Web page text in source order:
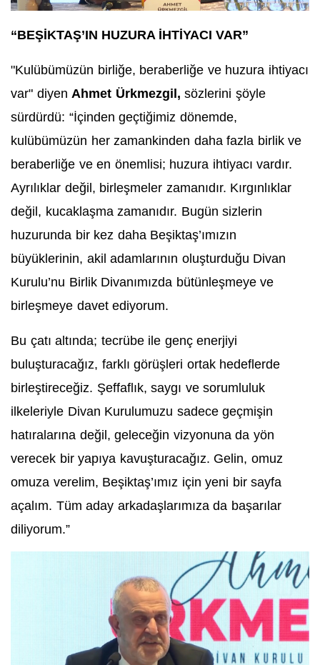
“BEŞİKTAŞ’IN HUZURA İHTİYACI VAR”
"Kulübümüzün birliğe, beraberliğe ve huzura ihtiyacı
var" diyen Ahmet Ürkmezgil, sözlerini şöyle
sürdürdü: “İçinden geçtiğimiz dönemde,
kulübümüzün her zamankinden daha fazla birlik ve
beraberliğe ve en önemlisi; huzura ihtiyacı vardır.
Ayrılıklar değil, birleşmeler zamanıdır. Kırgınlıklar
değil, kucaklaşma zamanıdır. Bugün sizlerin
huzurunda bir kez daha Beşiktaş’ımızın
büyüklerinin, akil adamlarının oluşturduğu Divan
Kurulu’nu Birlik Divanımızda bütünleşmeye ve
birleşmeye davet ediyorum.
Bu çatı altında; tecrübe ile genç enerjiyi
buluşturacağız, farklı görüşleri ortak hedeflerde
birleştireceğiz. Şeffaflık, saygı ve sorumluluk
ilkeleriyle Divan Kurulumuzu sadece geçmişin
hatıralarına değil, geleceğin vizyonuna da yön
verecek bir yapıya kavuşturacağız. Gelin, omuz
omuza verelim, Beşiktaş’ımız için yeni bir sayfa
açalım. Tüm aday arkadaşlarımıza da başarılar
diliyorum.”